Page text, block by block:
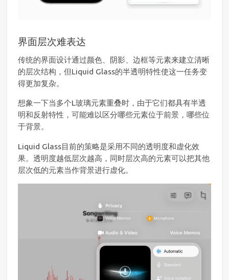
界面层次难表达
传统的界面设计通过颜色、阴影、边框等元素来建立清晰
的层次结构，但Liquid Glass的半透明特性使这一任务变
得更加复杂。
想象一下当多个L玻璃元素重叠时，由于它们都具有半透
明和反射特性，可能难以区分哪些元素位于前景，哪些位
于背景。
Liquid Glass目前的策略是采用不同的透明度和虚化效
果。透明度越低层次越高，同时层次高的元素可以把其他
层次低的元素当作背景进行虚化。